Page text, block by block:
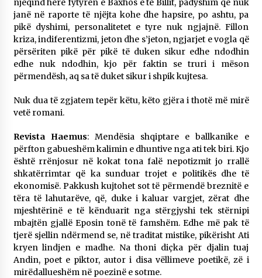
njëqind herë fytyrën e Baxhos e të Billit, padyshim që nuk
janë në raporte të njëjta kohe dhe hapsire, po ashtu, pa
pikë dyshimi, personalitetet e tyre nuk ngjajnë. Fillon
kriza, indiferentizmi, jeton dhe s’jeton, ngjarjet e vogla që
përsëriten pikë për pikë të duken sikur edhe ndodhin
edhe nuk ndodhin, kjo për faktin se truri i mëson
përmendësh, aq sa të duket sikur i shpik kujtesa.
Nuk dua të zgjatem tepër këtu, këto gjëra i thotë më mirë
vetë romani.
Revista Haemus: Mendësia shqiptare e ballkanike e
përfton gabueshëm kalimin e dhuntive nga ati tek biri. Kjo
është rrënjosur në kokat tona falë nepotizmit jo rrallë
shkatërrimtar që ka sunduar trojet e politikës dhe të
ekonomisë. Pakkush kujtohet sot të përmendë breznitë e
tëra të lahutarëve, që, duke i kaluar vargjet, zërat dhe
mjeshtërinë e të kënduarit nga stërgjyshi tek stërnipi
mbajtën gjallë Eposin tonë të famshëm. Edhe më pak të
tjerë sjellin ndërmend se, në traditat mistike, pikërisht Ati
kryen lindjen e madhe. Na thoni diçka për djalin tuaj
Andin, poet e piktor, autor i disa vëllimeve poetikë, zë i
mirëdallueshëm në poezinë e sotme.